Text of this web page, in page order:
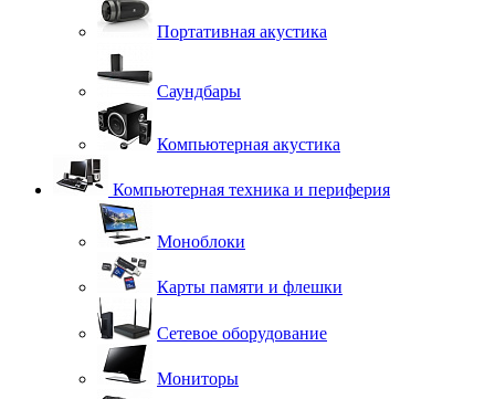
Портативная акустика
Саундбары
Компьютерная акустика
Компьютерная техника и периферия
Моноблоки
Карты памяти и флешки
Сетевое оборудование
Мониторы